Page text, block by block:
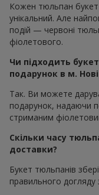
Кожен тюльпан
унікальний. Але
подій — червоні
фіолетового.
Чи підходить
подарунок в м. Нові
Так. Ви можете
подарунок, надаючи
стриманим
Скільки часу
доставки?
Букет тюльпанів
правильного догляду